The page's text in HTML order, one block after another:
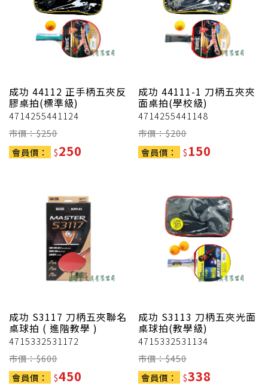
成功 44112 正手柄五夾反
膠桌拍(標準級)
4714255441124
市價：$250
會員價：
$250
成功 44111-1 刀柄五夾夾
面桌拍(學校級)
4714255441148
市價：$200
會員價：
$150
成功 S3117 刀柄五夾聯名
桌球拍 ( 進階教學 )
4715332531172
市價：$600
會員價：
$450
成功 S3113 刀柄五夾光面
桌球拍(教學級)
4715332531134
市價：$450
會員價：
$338